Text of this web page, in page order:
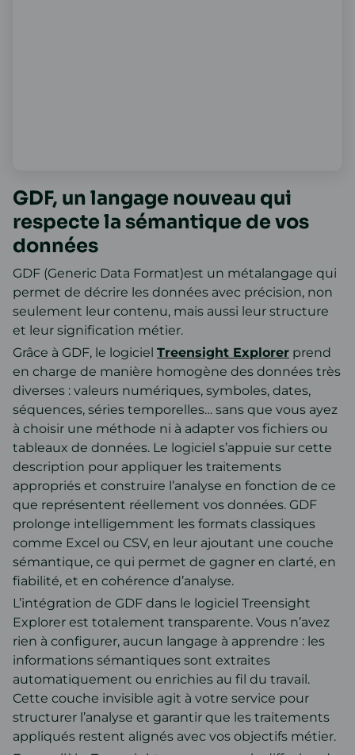
GDF, un langage nouveau qui
respecte la sémantique de vos
données
GDF (Generic Data Format)est un métalangage qui
permet de décrire les données avec précision, non
seulement leur contenu, mais aussi leur structure
et leur signification métier.
Grâce à GDF, le logiciel Treensight Explorer prend
en charge de manière homogène des données très
diverses : valeurs numériques, symboles, dates,
séquences, séries temporelles… sans que vous ayez
à choisir une méthode ni à adapter vos fichiers ou
tableaux de données. Le logiciel s’appuie sur cette
description pour appliquer les traitements
appropriés et construire l’analyse en fonction de ce
que représentent réellement vos données. GDF
prolonge intelligemment les formats classiques
comme Excel ou CSV, en leur ajoutant une couche
sémantique, ce qui permet de gagner en clarté, en
fiabilité, et en cohérence d’analyse.
L’intégration de GDF dans le logiciel Treensight
Explorer est totalement transparente. Vous n’avez
rien à configurer, aucun langage à apprendre : les
informations sémantiques sont extraites
automatiquement ou enrichies au fil du travail.
Cette couche invisible agit à votre service pour
structurer l’analyse et garantir que les traitements
appliqués restent alignés avec vos objectifs métier.